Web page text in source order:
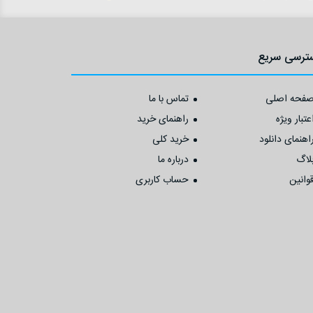
سریع
صفحه اصلی
تماس با ما
اعتبار ویژه
راهنمای خرید
راهنمای دانلود
خرید کلی
درباره ما
قوانین
حساب کاربری